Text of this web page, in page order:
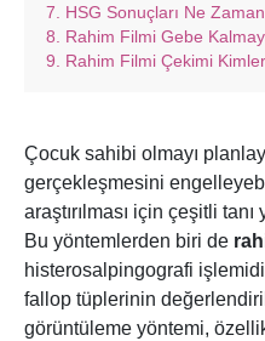
HSG Sonuçları Ne
Rahim Filmi Gebe
Rahim Filmi Çekimi
Çocuk sahibi olmayı
gerçekleşmesini
araştırılması için çeşitli
Bu yöntemlerden biri de
histerosalpingografi
fallop tüplerinin
görüntüleme yöntemi,